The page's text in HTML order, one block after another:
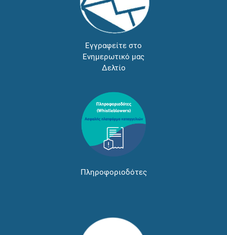
Εγγραφείτε στο
Ενημερωτικό μας
Δελτίο
Πληροφοριοδότες